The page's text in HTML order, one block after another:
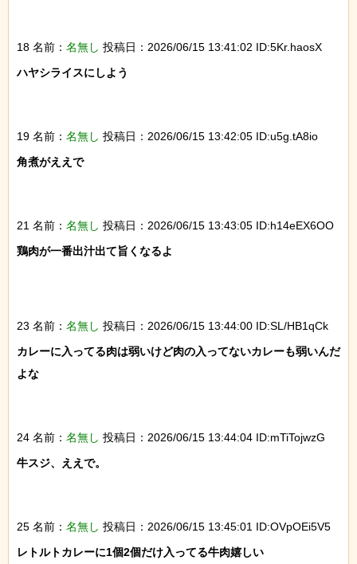
18 名前： 名無し 投稿日：2026/06/15 13:41:02 ID:5Kr.haosX
ハヤシライスにしよう
19 名前： 名無し 投稿日：2026/06/15 13:42:05 ID:u5g.tA8io
角煮がええで
21 名前： 名無し 投稿日：2026/06/15 13:43:05 ID:h14eEX6OO
鶏肉が一番出汁出て旨くなるよ
23 名前： 名無し 投稿日：2026/06/15 13:44:00 ID:SL/HB1qCk
カレーに入ってる肉は弱いけど肉の入ってないカレーも弱いんだ
よな
24 名前： 名無し 投稿日：2026/06/15 13:44:04 ID:mTiTojwzG
牛スジ、ええで。
25 名前： 名無し 投稿日：2026/06/15 13:45:01 ID:OVpOEi5V5
レトルトカレーに1個2個だけ入ってる牛肉嬉しい